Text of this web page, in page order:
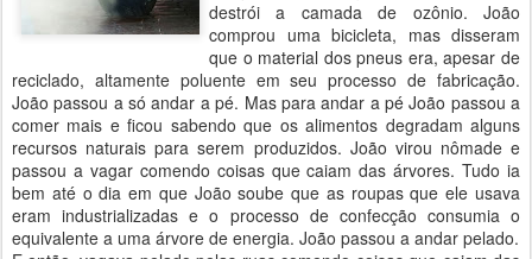
destrói a camada de ozônio. João
comprou uma bicicleta, mas disseram
que o material dos pneus era, apesar de
reciclado, altamente poluente em seu processo de fabricação.
João passou a só andar a pé. Mas para andar a pé João passou a
comer mais e ficou sabendo que os alimentos degradam alguns
recursos naturais para serem produzidos. João virou nômade e
passou a vagar comendo coisas que caiam das árvores. Tudo ia
bem até o dia em que João soube que as roupas que ele usava
eram industrializadas e o processo de confecção consumia o
equivalente a uma árvore de energia. João passou a andar pelado.